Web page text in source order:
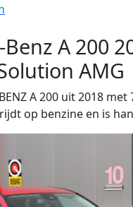
A 200
AMG
A 200 uit 2018
op benzine en is